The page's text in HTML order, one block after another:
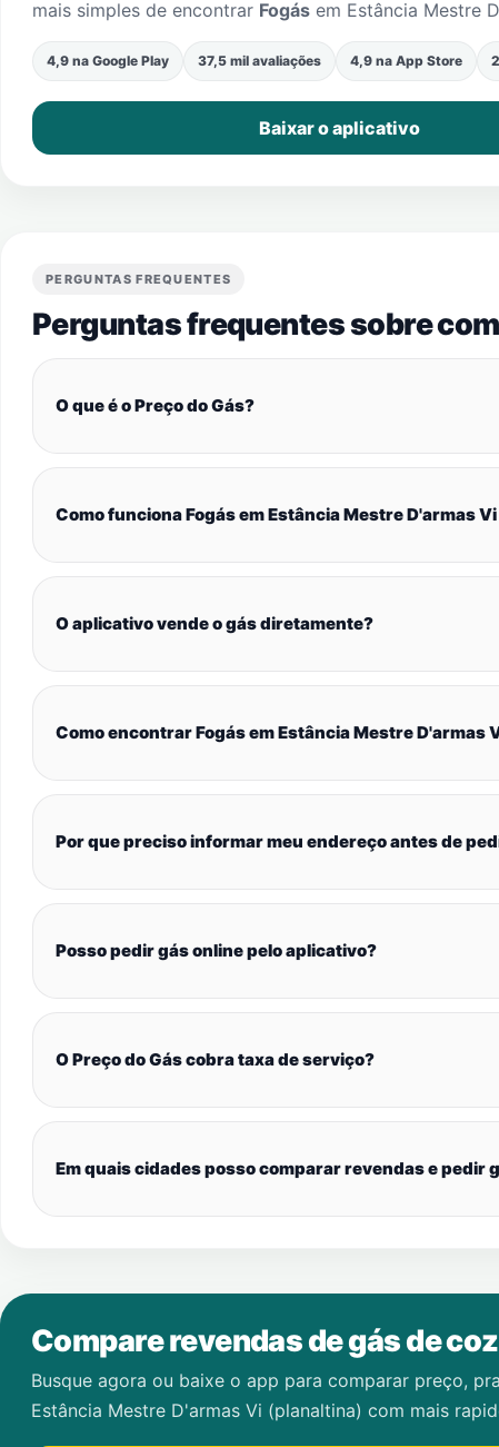
mais simples de encontrar Fogás em Estância Mestre
4,9 na Google Play 37,5 mil avaliações 4,9 na App Store
Baixar o aplicativo
PERGUNTAS FREQUENTES
Perguntas frequentes sobre
O que é o Preço do Gás?
Como funciona Fogás em Estância Mestre D'armas
O aplicativo vende o gás diretamente?
Como encontrar Fogás em Estância Mestre D'armas
Por que preciso informar meu endereço antes de
Posso pedir gás online pelo aplicativo?
O Preço do Gás cobra taxa de serviço?
Em quais cidades posso comparar revendas e pedir
Compare revendas de gás de
Busque agora ou baixe o app para comparar preço,
Estância Mestre D'armas Vi (planaltina) com mais